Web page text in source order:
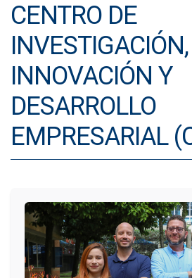
CENTRO DE
INVESTIGACIÓN,
INNOVACIÓN Y
DESARROLLO
EMPRESARIAL
BIBLIOTECA
IDIOMAS
Consultorio Juridico
Pastoral
CARTERA
Inscripciones
Egresados
Docentes